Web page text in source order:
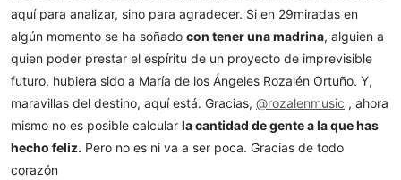
aquí para analizar, sino para agradecer. Si en 29miradas en
algún momento se ha soñado con tener una madrina, alguien a
quien poder prestar el espíritu de un proyecto de imprevisible
futuro, hubiera sido a María de los Ángeles Rozalén Ortuño. Y,
maravillas del destino, aquí está. Gracias, @rozalenmusic , ahora
mismo no es posible calcular la cantidad de gente a la que has
hecho feliz. Pero no es ni va a ser poca. Gracias de todo
corazón